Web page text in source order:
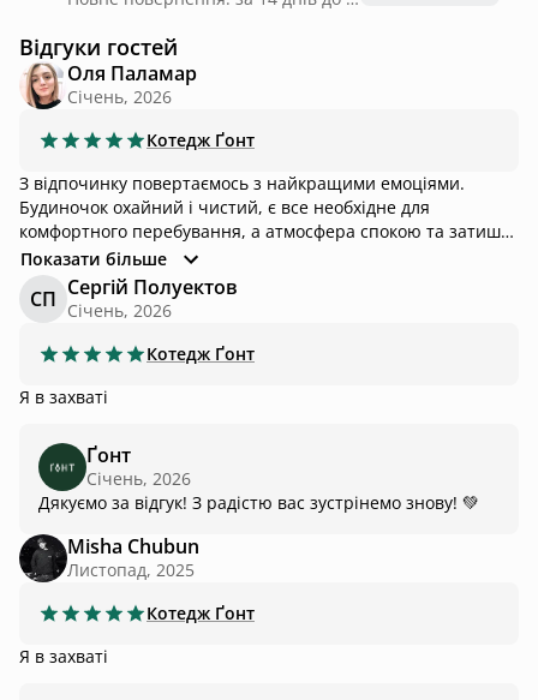
Відгуки гостей
Оля Паламар
Січень, 2026
Котедж Ґонт
З відпочинку повертаємось з найкращими емоціями.
Будиночок охайний і чистий, є все необхідне для
комфортного перебування, а атмосфера спокою та затишку
відчувається в кожній деталі. Дякуємо за ці чудові
враження — із задоволенням повертатимемось знову і
знову.
Показати більше
СП Сергій Полуектов
Січень, 2026
Котедж Ґонт
Я в захваті
Ґонт
Січень, 2026
Дякуємо за відгук! З радістю вас зустрінемо знову! 💚
Misha Chubun
Листопад, 2025
Котедж Ґонт
Я в захваті